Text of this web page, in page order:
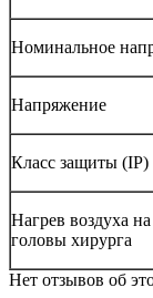
Номинальное
Напряжение
Класс защиты (IP)
Нагрев воздуха
головы хирурга
Нет отзывов об